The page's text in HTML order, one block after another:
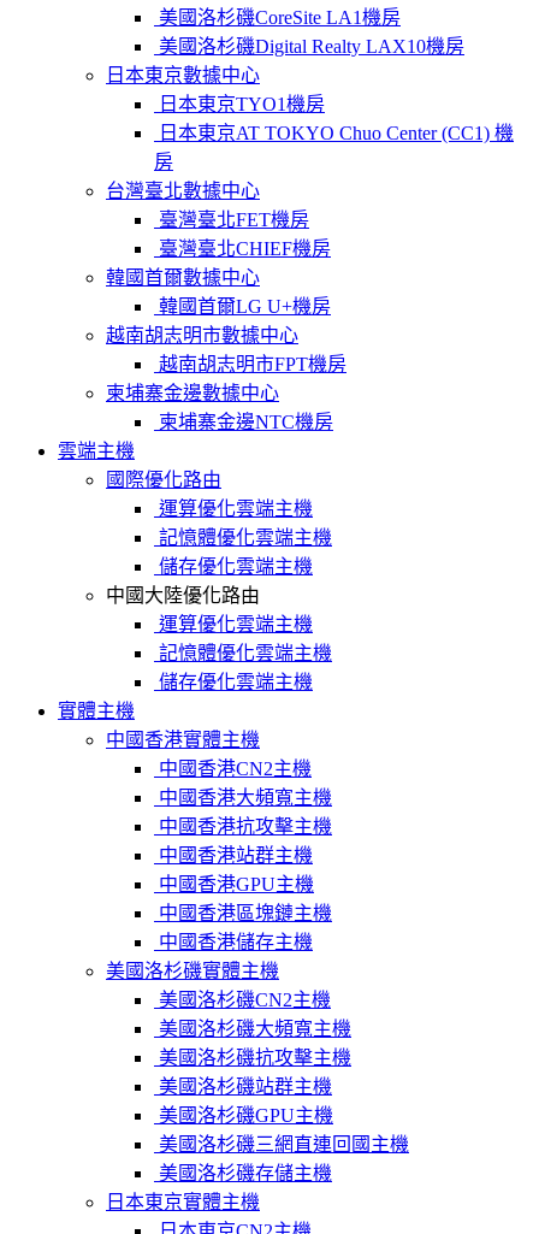
美國洛杉磯CoreSite LA1機房
美國洛杉磯Digital Realty LAX10機房
日本東京數據中心
日本東京TYO1機房
日本東京AT TOKYO Chuo Center (CC1) 機
房
台灣臺北數據中心
臺灣臺北FET機房
臺灣臺北CHIEF機房
韓國首爾數據中心
韓國首爾LG U+機房
越南胡志明市數據中心
越南胡志明市FPT機房
柬埔寨金邊數據中心
柬埔寨金邊NTC機房
雲端主機
國際優化路由
運算優化雲端主機
記憶體優化雲端主機
儲存優化雲端主機
中國大陸優化路由
運算優化雲端主機
記憶體優化雲端主機
儲存優化雲端主機
實體主機
中國香港實體主機
中國香港CN2主機
中國香港大頻寬主機
中國香港抗攻擊主機
中國香港站群主機
中國香港GPU主機
中國香港區塊鏈主機
中國香港儲存主機
美國洛杉磯實體主機
美國洛杉磯CN2主機
美國洛杉磯大頻寬主機
美國洛杉磯抗攻擊主機
美國洛杉磯站群主機
美國洛杉磯GPU主機
美國洛杉磯三網直連回國主機
美國洛杉磯存儲主機
日本東京實體主機